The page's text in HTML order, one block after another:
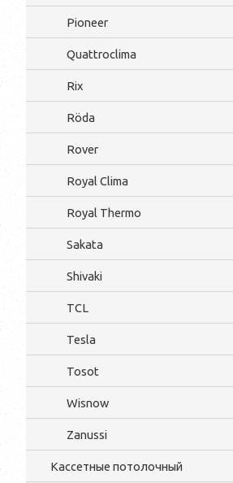
Pioneer
Quattroclima
Rix
Röda
Rover
Royal Clima
Royal Thermo
Sakata
Shivaki
TCL
Tesla
Tosot
Wisnow
Zanussi
Кассетные потолочный